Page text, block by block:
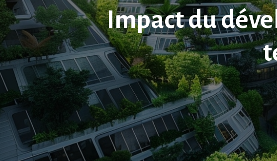
Impact du